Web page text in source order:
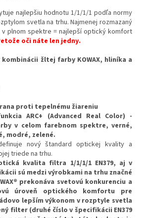
najlepšiu hodnotu 1/1/1/1 podľa normy
svetla na trhu. Najmenej rozmazaný
plnom spektre = najlepší optický komfort
oči náte len jedny.
kombinácii žltej farby KOWAX, hliníka a
proti tepelnému žiareniu
ARC+ (Advanced Real Color) -
v celom farebnom spektre, verné,
modré, zelené.
nový štandard optickej kvality a
triede na trhu.
kvalita filtra 1/1/1/1 EN379, aj v
sú medzi výrobkami na trhu značné
prekonáva svetovú konkurenciu a
úroveň optického komfortu pre
lepším výkonom v rozptyle svetla
filter (druhé číslo v špecifikácii EN379